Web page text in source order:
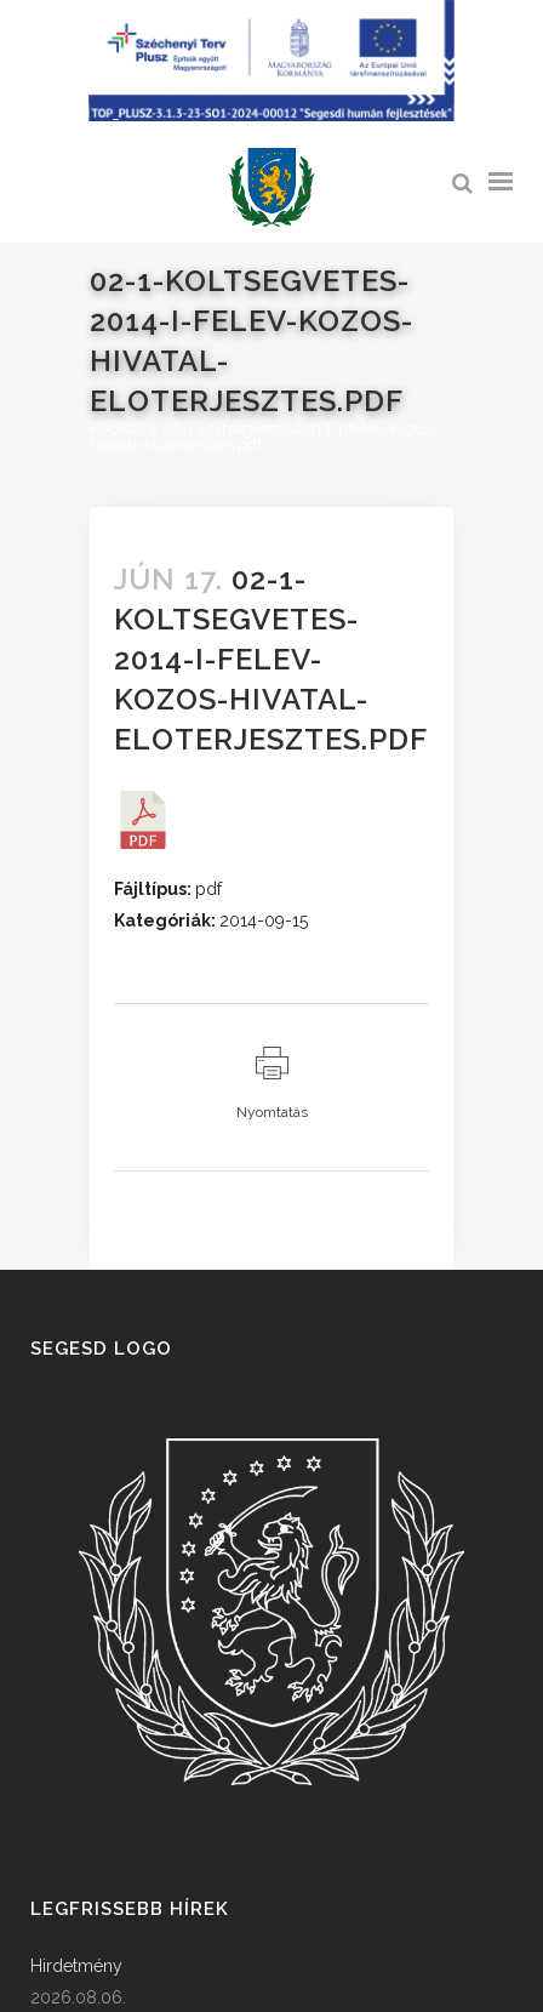
02-1-KOLTSEGVETES-
2014-I-FELEV-KOZOS-
HIVATAL-
ELOTERJESZTES.PDF
JÚN 17. 02-1-
KOLTSEGVETES-
2014-I-FELEV-
KOZOS-HIVATAL-
ELOTERJESZTES.PDF
Fájltípus: pdf
Kategóriák: 2014-09-15
Nyomtatás
SEGESD LOGO
LEGFRISSEBB HÍREK
Hirdetmény
2026.08.06.